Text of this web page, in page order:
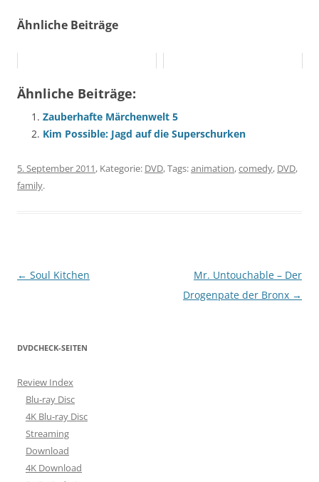
Ähnliche Beiträge
Ähnliche Beiträge:
Zauberhafte Märchenwelt 5
Kim Possible: Jagd auf die Superschurken
5. September 2011, Kategorie: DVD, Tags:animation,comedy, DVD,
family.
Beitragsnavigation
← Soul Kitchen
Mr. Untouchable – Der
Drogenpate der Bronx →
DVDCHECK-SEITEN
Review Index
Blu-ray Disc
4K Blu-ray Disc
Streaming
Download
4K Download